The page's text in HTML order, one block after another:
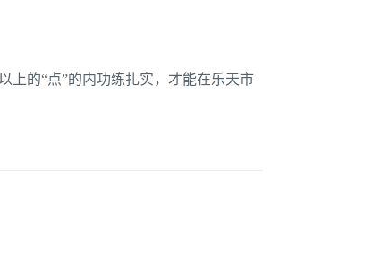
上的“点”的内功练扎实，才能在乐天市